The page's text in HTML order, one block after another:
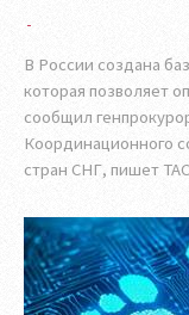
В России создана
которая позволяет
сообщил
Координационного
стран СНГ, пишет